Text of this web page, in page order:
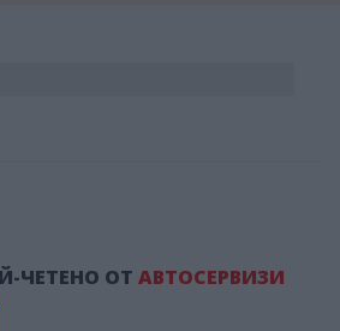
ЧЕТЕНО ОТ АВТОСЕРВИЗИ